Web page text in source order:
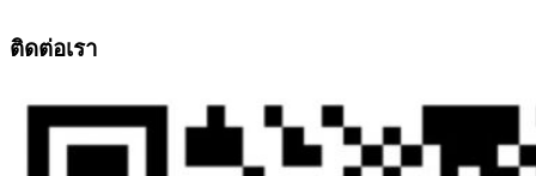
ติดต่อเรา